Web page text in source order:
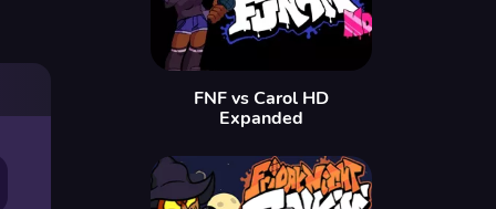
FNF vs Carol HD
Expanded